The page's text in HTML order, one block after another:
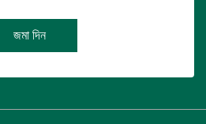
জমা দিন